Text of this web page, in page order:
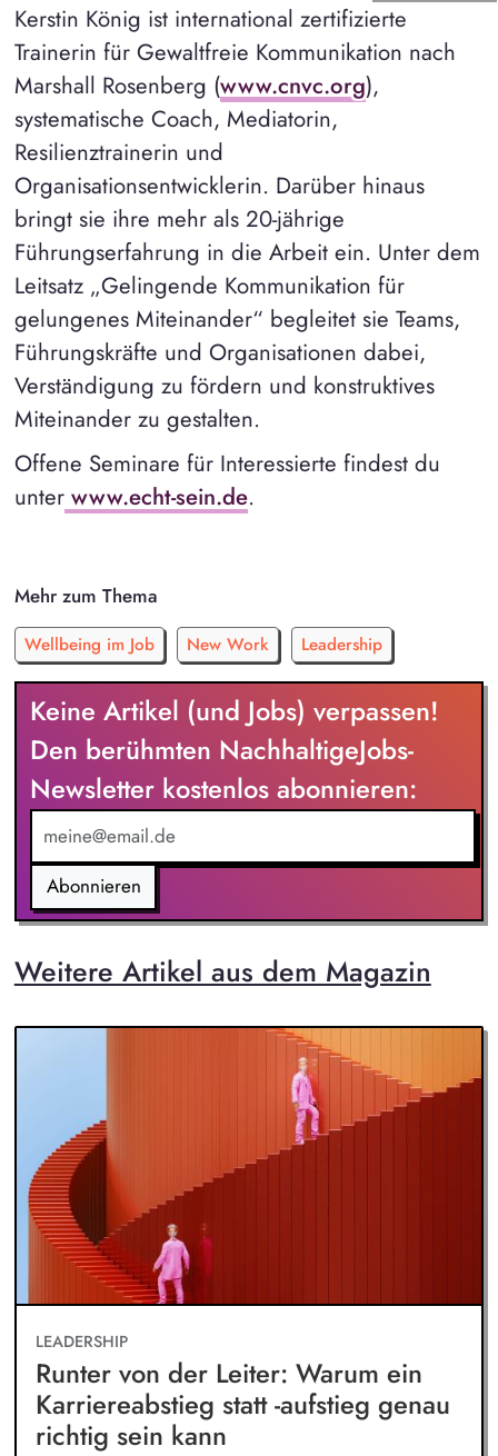
Kerstin König ist international zertifizierte
Trainerin für Gewaltfreie Kommunikation nach
Marshall Rosenberg (www.cnvc.org),
systematische Coach, Mediatorin,
Resilienztrainerin und
Organisationsentwicklerin. Darüber hinaus
bringt sie ihre mehr als 20-jährige
Führungserfahrung in die Arbeit ein. Unter dem
Leitsatz „Gelingende Kommunikation für
gelungenes Miteinander“ begleitet sie Teams,
Führungskräfte und Organisationen dabei,
Verständigung zu fördern und konstruktives
Miteinander zu gestalten.
Offene Seminare für Interessierte findest du
unterwww.echt-sein.de.
Mehr zum Thema
Wellbeing im Job New Work Leadership
Keine Artikel (und Jobs) verpassen!
Den berühmten NachhaltigeJobs-
Newsletter kostenlos abonnieren:
Abonnieren
Weitere Artikel aus dem Magazin
LEADERSHIP
Runter von der Leiter: Warum ein
Karriereabstieg statt -aufstieg genau
richtig sein kann